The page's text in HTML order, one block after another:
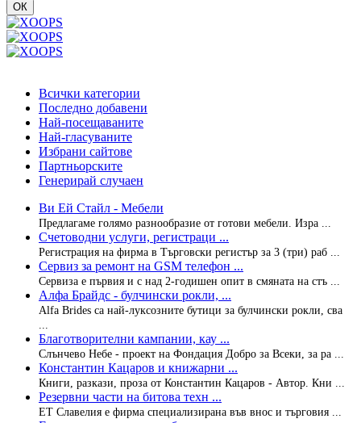
ОК
Всички категории
Последно добавени
Най-посещаваните
Най-гласуваните
Избрани сайтове
Партньорските
Генерирай случаен
Ви Ей Стайл - Мебели
Предлагаме голямо разнообразие от готови мебели. Изра ...
Счетоводни услуги, регистраци ...
Регистрация на фирма в Търговски регистър за 3 (три) раб ...
Сервиз за ремонт на GSM телефон ...
Сервиза е първия и с над 2-годишен опит в смяната на стъ ...
Алфа Брайдс - булчински рокли, ...
Alfa Brides са най-луксозните бутици за булчински рокли, сва
Благотворителни кампании, кау ...
Слънчево Небе - проект на Фондация Добро за Всеки, за ра ...
Константин Кацаров и книжарни ...
Книги, разкази, проза от Константин Кацаров - Автор. Кни ...
Резервни части на битова техн ...
ЕТ Славелия e фирма специализирана във внос и търговия ...